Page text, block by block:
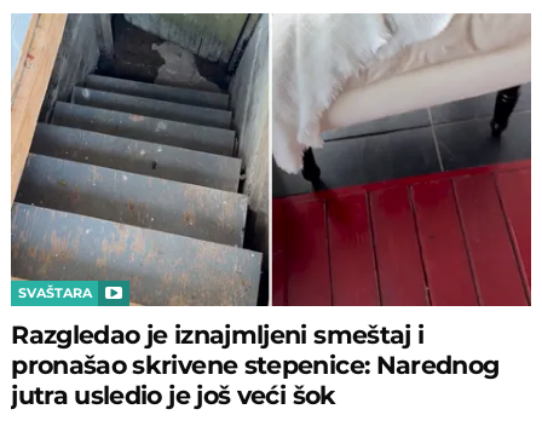
SVAŠTARA
Razgledao je iznajmljeni smeštaj i
pronašao skrivene stepenice: Narednog
jutra usledio je još veći šok